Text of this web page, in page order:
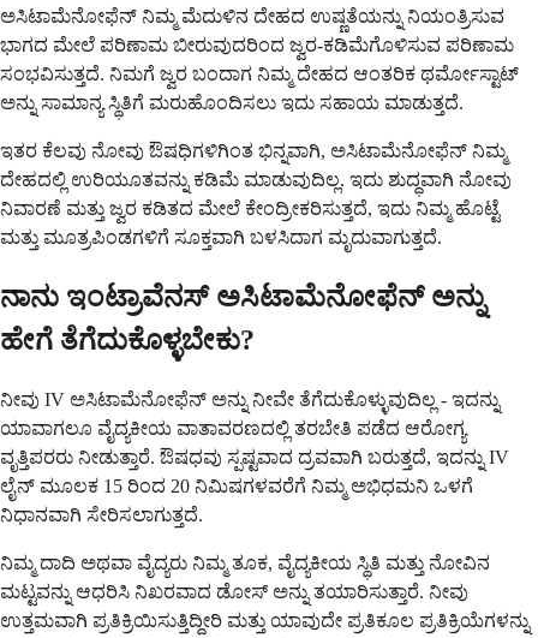
ಅಸಿಟಾಮೆನೋಫೆನ್ ನಿಮ್ಮ ಮೆದುಳಿನ ದೇಹದ ಉಷ್ಣತೆಯನ್ನು ನಿಯಂತ್ರಿಸುವ
ಭಾಗದ ಮೇಲೆ ಪರಿಣಾಮ ಬೀರುವುದರಿಂದ ಜ್ವರ-ಕಡಿಮೆಗೊಳಿಸುವ ಪರಿಣಾಮ
ಸಂಭವಿಸುತ್ತದೆ. ನಿಮಗೆ ಜ್ವರ ಬಂದಾಗ ನಿಮ್ಮ ದೇಹದ ಆಂತರಿಕ ಥರ್ಮೋಸ್ಟಾಟ್
ಅನ್ನು ಸಾಮಾನ್ಯ ಸ್ಥಿತಿಗೆ ಮರುಹೊಂದಿಸಲು ಇದು ಸಹಾಯ ಮಾಡುತ್ತದೆ.
ಇತರ ಕೆಲವು ನೋವು ಔಷಧಿಗಳಿಗಿಂತ ಭಿನ್ನವಾಗಿ, ಅಸಿಟಾಮೆನೋಫೆನ್ ನಿಮ್ಮ
ದೇಹದಲ್ಲಿ ಉರಿಯೂತವನ್ನು ಕಡಿಮೆ ಮಾಡುವುದಿಲ್ಲ. ಇದು ಶುದ್ಧವಾಗಿ ನೋವು
ನಿವಾರಣೆ ಮತ್ತು ಜ್ವರ ಕಡಿತದ ಮೇಲೆ ಕೇಂದ್ರೀಕರಿಸುತ್ತದೆ, ಇದು ನಿಮ್ಮ ಹೊಟ್ಟೆ
ಮತ್ತು ಮೂತ್ರಪಿಂಡಗಳಿಗೆ ಸೂಕ್ತವಾಗಿ ಬಳಸಿದಾಗ ಮೃದುವಾಗುತ್ತದೆ.
ನಾನು ಇಂಟ್ರಾವೆನಸ್ ಅಸಿಟಾಮೆನೋಫೆನ್ ಅನ್ನು
ಹೇಗೆ ತೆಗೆದುಕೊಳ್ಳಬೇಕು?
ನೀವು IV ಅಸಿಟಾಮೆನೋಫೆನ್ ಅನ್ನು ನೀವೇ ತೆಗೆದುಕೊಳ್ಳುವುದಿಲ್ಲ - ಇದನ್ನು
ಯಾವಾಗಲೂ ವೈದ್ಯಕೀಯ ವಾತಾವರಣದಲ್ಲಿ ತರಬೇತಿ ಪಡೆದ ಆರೋಗ್ಯ
ವೃತ್ತಿಪರರು ನೀಡುತ್ತಾರೆ. ಔಷಧವು ಸ್ಪಷ್ಟವಾದ ದ್ರವವಾಗಿ ಬರುತ್ತದೆ, ಇದನ್ನು IV
ಲೈನ್ ಮೂಲಕ 15 ರಿಂದ 20 ನಿಮಿಷಗಳವರೆಗೆ ನಿಮ್ಮ ಅಭಿಧಮನಿ ಒಳಗೆ
ನಿಧಾನವಾಗಿ ಸೇರಿಸಲಾಗುತ್ತದೆ.
ನಿಮ್ಮ ದಾದಿ ಅಥವಾ ವೈದ್ಯರು ನಿಮ್ಮ ತೂಕ, ವೈದ್ಯಕೀಯ ಸ್ಥಿತಿ ಮತ್ತು ನೋವಿನ
ಮಟ್ಟವನ್ನು ಆಧರಿಸಿ ನಿಖರವಾದ ಡೋಸ್ ಅನ್ನು ತಯಾರಿಸುತ್ತಾರೆ. ನೀವು
ಉತ್ತಮವಾಗಿ ಪ್ರತಿಕ್ರಿಯಿಸುತ್ತಿದ್ದೀರಿ ಮತ್ತು ಯಾವುದೇ ಪ್ರತಿಕೂಲ ಪ್ರತಿಕ್ರಿಯೆಗಳನ್ನು